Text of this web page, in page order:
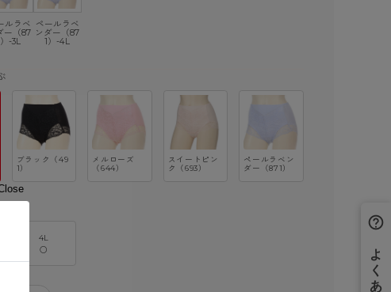
ルラベ
ー（87
-3L
ペールラベ
ンダー（87
1）-4L
ブラック（49
1）
メルローズ
（644）
スイートピン
ク（693）
ペールラベン
ダー（871）
4L
○